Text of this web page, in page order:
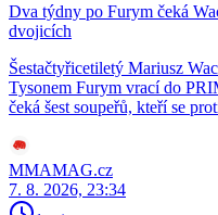
Dva týdny po Furym čeká
dvojicích
Šestačtyřicetiletý Mariusz
Tysonem Furym vrací do
čeká šest soupeřů, kteří se
MMAMAG.cz
7. 8. 2026, 23:34